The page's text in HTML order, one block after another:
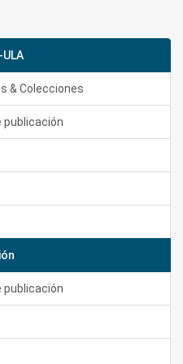
& Colecciones
publicación
publicación